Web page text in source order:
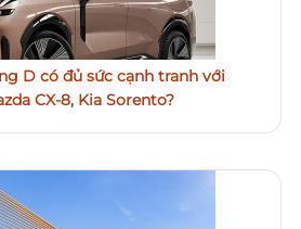
D có đủ sức cạnh tranh với
CX-8, Kia Sorento?